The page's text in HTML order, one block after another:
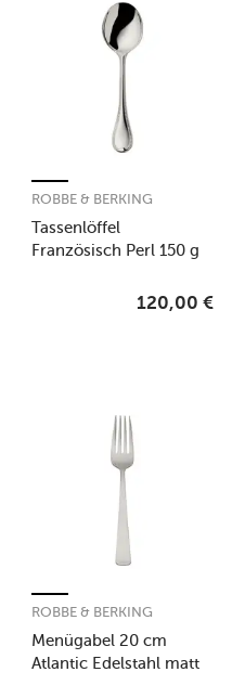
Tassenlöffel
Französisch Perl 150 g
ROBBE & BERKING
120,00 €
Menügabel 20 cm
Atlantic Edelstahl matt
ROBBE & BERKING